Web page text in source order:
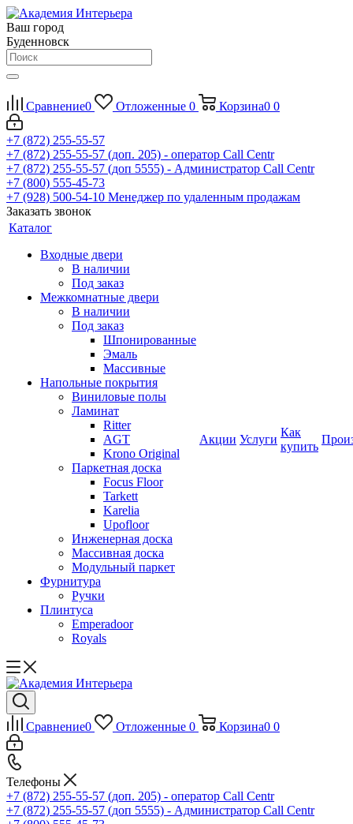
Ваш город
Буденновск
Сравнение0 Отложенные 0 Корзина0 0
+7 (872) 255-55-57
+7 (872) 255-55-57 (доп. 205) - оператор Call Centr
+7 (872) 255-55-57 (доп 5555) - Администратор Call Centr
+7 (800) 555-45-73
+7 (928) 500-54-10 Менеджер по удаленным продажам
Заказать звонок
Каталог
Входные двери
В наличии
Под заказ
Межкомнатные двери
В наличии
Под заказ
Шпонированные
Эмаль
Массивные
Напольные покрытия
Виниловые полы
Ламинат
Ritter
AGT
Krono Original
Паркетная доска
Focus Floor
Tarkett
Karelia
Upofloor
Инженерная доска
Массивная доска
Модульный паркет
Фурнитура
Ручки
Плинтуса
Emperadoor
Royals
Акции Услуги
Как
купить
Сравнение0 Отложенные 0 Корзина0 0
Телефоны
+7 (872) 255-55-57 (доп. 205) - оператор Call Centr
+7 (872) 255-55-57 (доп 5555) - Администратор Call Centr